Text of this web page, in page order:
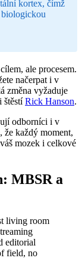
kortex, čímž
biologickou
ale procesem.
načerpat i v
změna vyžaduje
štěstíRick Hanson.
odborníci i v
že každý moment,
mozek i celkové
MBSR a